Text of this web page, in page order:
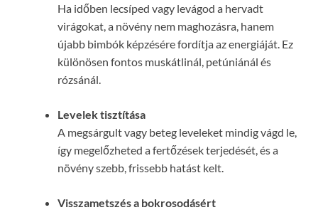
Ha időben lecsíped vagy levágod a hervadt
virágokat, a növény nem maghozásra, hanem
újabb bimbók képzésére fordítja az energiáját. Ez
különösen fontos muskátlinál, petúniánál és
rózsánál.
Levelek tisztítása
A megsárgult vagy beteg leveleket mindig vágd le,
így megelőzheted a fertőzések terjedését, és a
növény szebb, frissebb hatást kelt.
Visszametszés a bokrosodásért